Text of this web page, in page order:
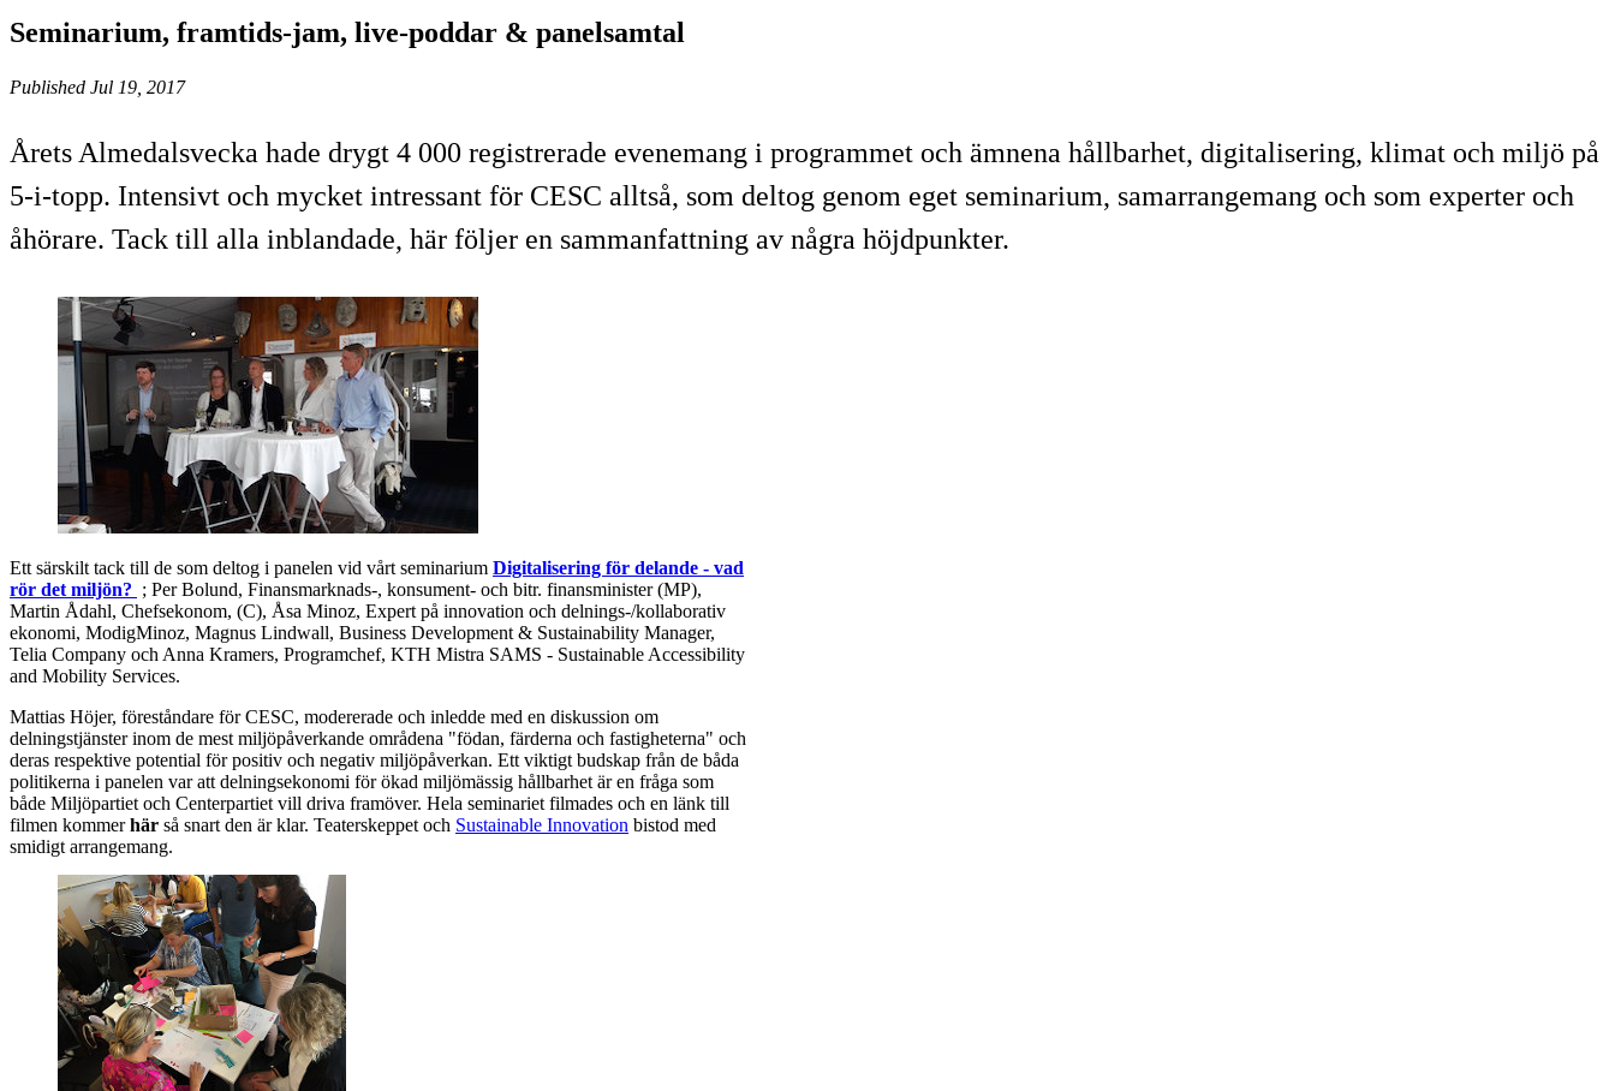
Seminarium, framtids-jam, live-poddar & panelsamtal
Published Jul 19, 2017
Årets Almedalsvecka hade drygt 4 000 registrerade evenemang i programmet och ämnena hållbarhet, digitalisering, klimat och miljö på
5-i-topp. Intensivt och mycket intressant för CESC alltså, som deltog genom eget seminarium, samarrangemang och som experter och
åhörare. Tack till alla inblandade, här följer en sammanfattning av några höjdpunkter.
Ett särskilt tack till de som deltog i panelen vid vårt seminarium Digitalisering för delande - vad
rör det miljön? ; Per Bolund, Finansmarknads-, konsument- och bitr. finansminister (MP),
Martin Ådahl, Chefsekonom, (C), Åsa Minoz, Expert på innovation och delnings-/kollaborativ
ekonomi, ModigMinoz, Magnus Lindwall, Business Development & Sustainability Manager,
Telia Company och Anna Kramers, Programchef, KTH Mistra SAMS - Sustainable Accessibility
and Mobility Services.
Mattias Höjer, föreståndare för CESC, modererade och inledde med en diskussion om
delningstjänster inom de mest miljöpåverkande områdena "födan, färderna och fastigheterna" och
deras respektive potential för positiv och negativ miljöpåverkan. Ett viktigt budskap från de båda
politikerna i panelen var att delningsekonomi för ökad miljömässig hållbarhet är en fråga som
både Miljöpartiet och Centerpartiet vill driva framöver. Hela seminariet filmades och en länk till
filmen kommerhär så snart den är klar. Teaterskeppet och Sustainable Innovation bistod med
smidigt arrangemang.